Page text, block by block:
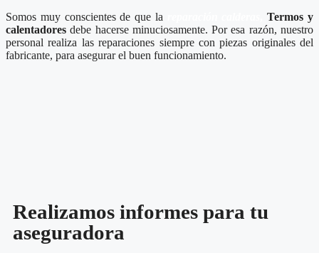
Somos muy conscientes de que la
,Termos y
calentadores debe hacerse minuciosamente. Por esa razón, nuestro
personal realiza las reparaciones siempre con piezas originales del
fabricante, para asegurar el buen funcionamiento.
Realizamos informes para tu
aseguradora